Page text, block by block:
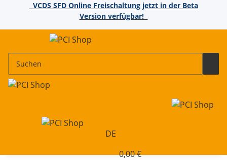
VCDS SFD Online Freischaltung jetzt in der Beta
Version verfügbar!
DE
0,00 €